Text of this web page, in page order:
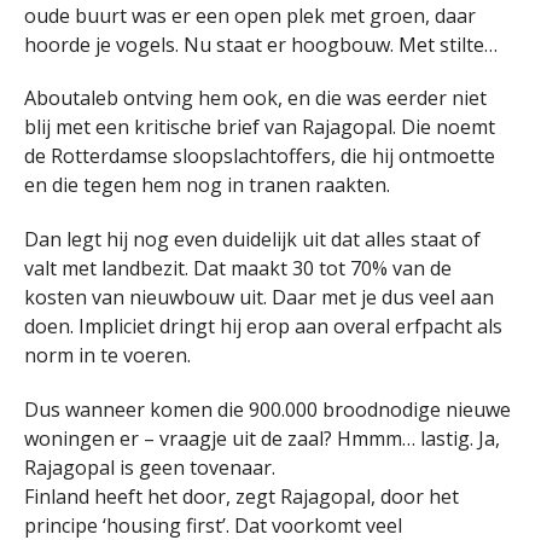
oude buurt was er een open plek met groen, daar
hoorde je vogels. Nu staat er hoogbouw. Met stilte…
Aboutaleb ontving hem ook, en die was eerder niet
blij met een kritische brief van Rajagopal. Die noemt
de Rotterdamse sloopslachtoffers, die hij ontmoette
en die tegen hem nog in tranen raakten.
Dan legt hij nog even duidelijk uit dat alles staat of
valt met landbezit. Dat maakt 30 tot 70% van de
kosten van nieuwbouw uit. Daar met je dus veel aan
doen. Impliciet dringt hij erop aan overal erfpacht als
norm in te voeren.
Dus wanneer komen die 900.000 broodnodige nieuwe
woningen er – vraagje uit de zaal? Hmmm… lastig. Ja,
Rajagopal is geen tovenaar.
Finland heeft het door, zegt Rajagopal, door het
principe ‘housing first’. Dat voorkomt veel